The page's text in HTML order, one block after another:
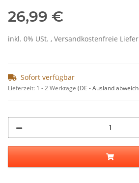
26,99 €
inkl. 0% USt. , Versandkostenfreie
Sofort verfügbar
Lieferzeit: 1 - 2 Werktage (DE - Ausland